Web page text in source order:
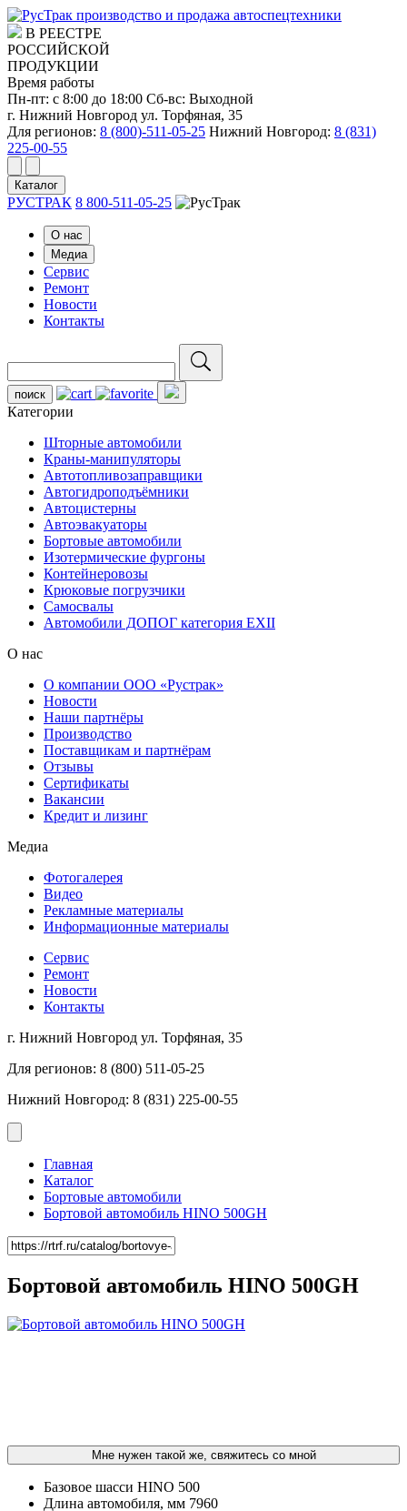
производство и продажа автоспецтехники
В РЕЕСТРЕ
РОССИЙСКОЙ
ПРОДУКЦИИ
Время работы
Пн-пт: с 8:00 до 18:00 Сб-вс: Выходной
г. Нижний Новгород ул. Торфяная, 35
Для регионов: 8 (800)-511-05-25 Нижний Новгород: 8 (831)
225-00-55
Каталог
РУСТРАК 8 800-511-05-25
О нас
Медиа
Сервис
Ремонт
Новости
Контакты
поиск
Категории
Шторные автомобили
Краны-манипуляторы
Автотопливозаправщики
Автогидроподъёмники
Автоцистерны
Автоэвакуаторы
Бортовые автомобили
Изотермические фургоны
Контейнеровозы
Крюковые погрузчики
Самосвалы
Автомобили ДОПОГ категория EXII
О нас
О компании ООО «Рустрак»
Новости
Наши партнёры
Производство
Поставщикам и партнёрам
Отзывы
Сертификаты
Вакансии
Кредит и лизинг
Медиа
Фотогалерея
Видео
Рекламные материалы
Информационные материалы
Сервис
Ремонт
Новости
Контакты
г. Нижний Новгород ул. Торфяная, 35
Для регионов: 8 (800) 511-05-25
Нижний Новгород: 8 (831) 225-00-55
Главная
Каталог
Бортовые автомобили
Бортовой автомобиль HINO 500GH
Бортовой автомобиль HINO 500GH
Мне нужен такой же, свяжитесь со мной
Базовое шасси HINO 500
Длина автомобиля, мм 7960